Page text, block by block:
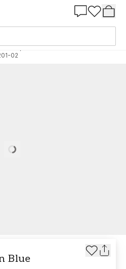
Wallpassion
02
Loading…
Blue